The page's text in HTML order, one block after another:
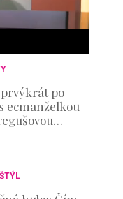
po
ecmanželkou
problémy